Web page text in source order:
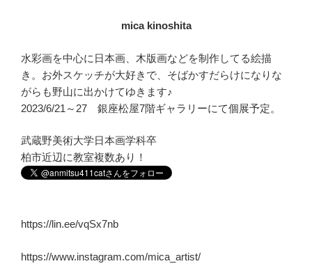
mica kinoshita
水彩画を中心に日本画、木版画などを制作してる絵描
き。お外スケッチが大好きで、そばかすだらけになりな
がらも野山に出かけてゆきます♪
2023/6/21～27 銀座松屋7階ギャラリーにて個展予定。
武蔵野美術大学日本画学科卒
柏市近辺に教室複数あり！
https://lin.ee/vqSx7nb
https://www.instagram.com/mica_artist/